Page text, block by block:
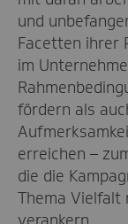
und
Facetten ihrer
im
fördern als
erreichen –
die die
Thema Vielfalt